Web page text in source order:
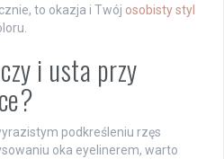
to okazja i Twój osobisty styl
i usta przy
podkreśleniu rzęs
oka eyelinerem, warto